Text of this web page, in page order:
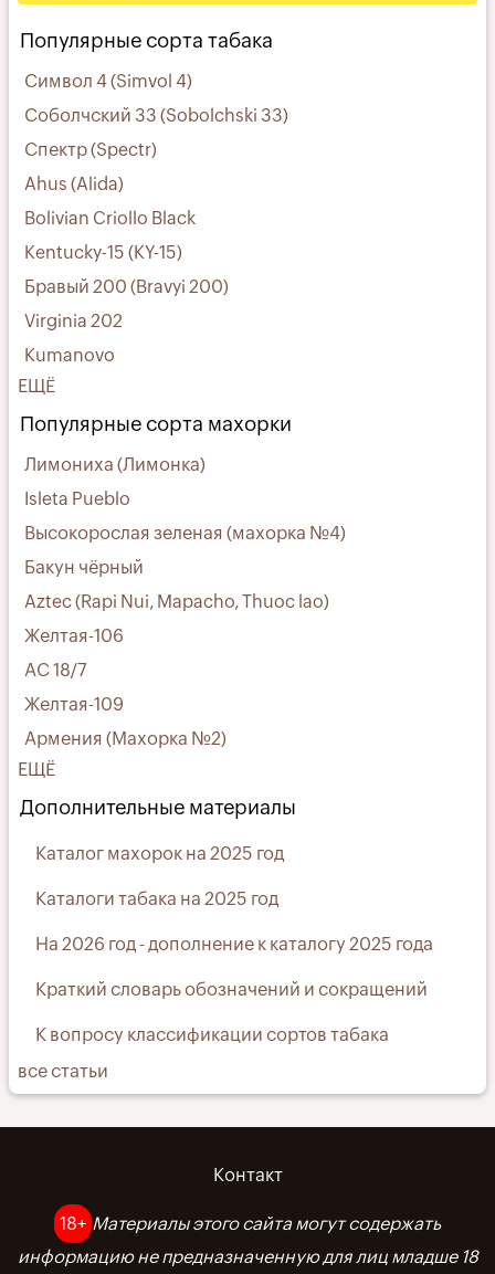
Популярные сорта табака
Символ 4 (Simvol 4)
Соболчский 33 (Sobolchski 33)
Спектр (Spectr)
Ahus (Alida)
Bolivian Criollo Black
Kentucky-15 (KY-15)
Бравый 200 (Bravyi 200)
Virginia 202
Kumanovo
ЕЩЁ
Популярные сорта махорки
Лимониха (Лимонка)
Isleta Pueblo
Высокорослая зеленая (махорка №4)
Бакун чёрный
Aztec (Rapi Nui, Mapacho, Thuoc lao)
Желтая-106
АС 18/7
Желтая-109
Армения (Махорка №2)
ЕЩЁ
Дополнительные материалы
Каталог махорок на 2025 год
Каталоги табака на 2025 год
На 2026 год - дополнение к каталогу 2025 года
Краткий словарь обозначений и сокращений
К вопросу классификации сортов табака
все статьи
Контакт
18+ Материалы этого сайта могут содержать
информацию не предназначенную для лиц младше 18